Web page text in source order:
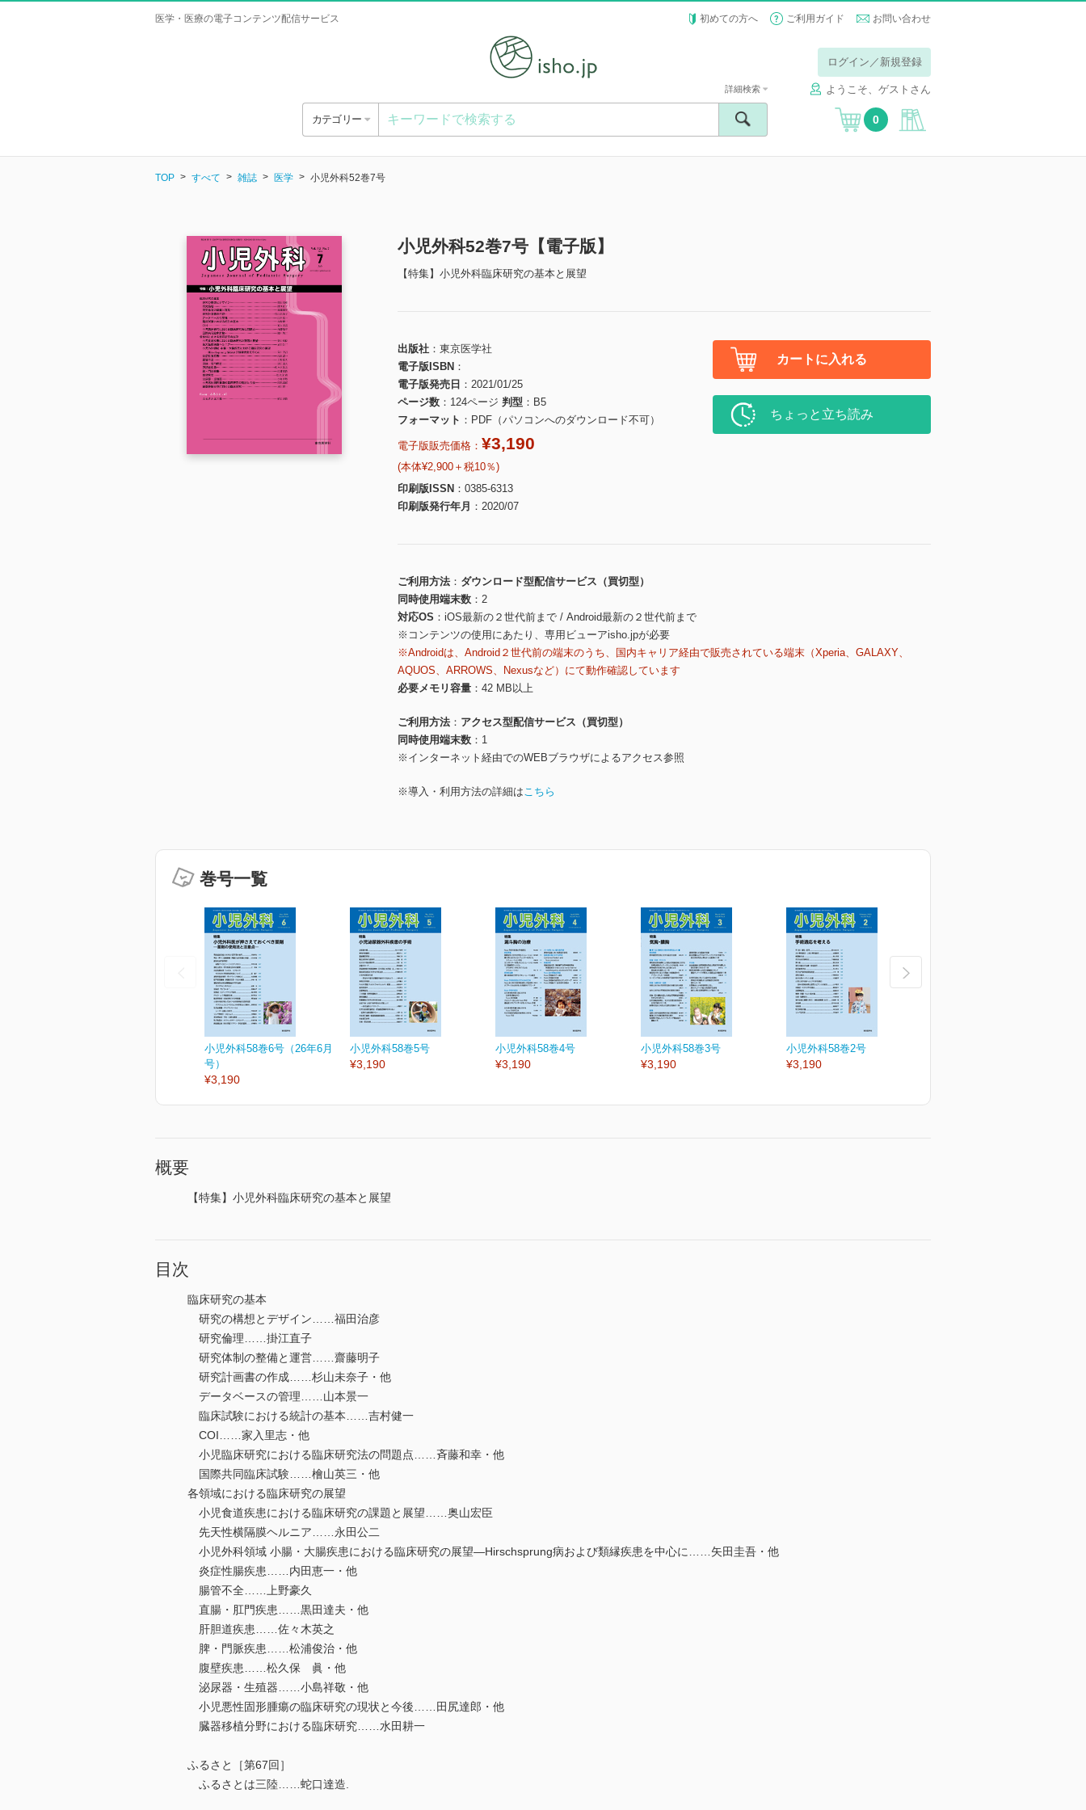
医学・医療の電子コンテンツ配信サービス 初めての方へ ご利用ガイド お問い合わせ
ログイン／新規登録
ようこそ、ゲストさん
カテゴリー
詳細検索
0
TOP すべて 雑誌 医学 小児外科52巻7号
小児外科52巻7号【電子版】
【特集】小児外科臨床研究の基本と展望
出版社
東京医学社
電子版ISBN
電子版発売日
2021/01/25
ページ数
124ページ 判型
B5
フォーマット
PDF（パソコンへのダウンロード不可）
電子版販売価格： ¥3,190
(本体¥2,900＋税10％)
印刷版ISSN
0385-6313
印刷版発行年月
2020/07
カートに入れる
ちょっと立ち読み
ご利用方法
ダウンロード型配信サービス（買切型）
同時使用端末数
2
対応OS
iOS最新の２世代前まで / Android最新の２世代前まで
※コンテンツの使用にあたり、専用ビューアisho.jpが必要
※Androidは、Android２世代前の端末のうち、国内キャリア経由で販売されている端末（Xperia、GALAXY、
AQUOS、ARROWS、Nexusなど）にて動作確認しています
必要メモリ容量
42 MB以上
ご利用方法
アクセス型配信サービス（買切型）
同時使用端末数
1
※インターネット経由でのWEBブラウザによるアクセス参照
※導入・利用方法の詳細はこちら
巻号一覧
小児外科58巻6号（26年6月
号）
¥3,190
小児外科58巻5号
¥3,190
小児外科58巻4号
¥3,190
小児外科58巻3号
¥3,190
小児外科58巻2号
¥3,190
概要
【特集】小児外科臨床研究の基本と展望
目次
臨床研究の基本
研究の構想とデザイン……福田治彦
研究倫理……掛江直子
研究体制の整備と運営……齋藤明子
研究計画書の作成……杉山未奈子・他
データベースの管理……山本景一
臨床試験における統計の基本……吉村健一
COI……家入里志・他
小児臨床研究における臨床研究法の問題点……斉藤和幸・他
国際共同臨床試験……檜山英三・他
各領域における臨床研究の展望
小児食道疾患における臨床研究の課題と展望……奥山宏臣
先天性横隔膜ヘルニア……永田公二
小児外科領域 小腸・大腸疾患における臨床研究の展望―Hirschsprung病および類縁疾患を中心に……矢田圭吾・他
炎症性腸疾患……内田恵一・他
腸管不全……上野豪久
直腸・肛門疾患……黒田達夫・他
肝胆道疾患……佐々木英之
脾・門脈疾患……松浦俊治・他
腹壁疾患……松久保 眞・他
泌尿器・生殖器……小島祥敬・他
小児悪性固形腫瘍の臨床研究の現状と今後……田尻達郎・他
臓器移植分野における臨床研究……水田耕一
ふるさと［第67回］
ふるさとは三陸……蛇口達造.